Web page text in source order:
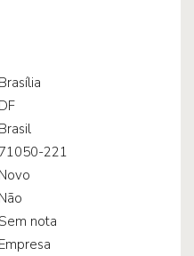
R$38
Brasília
DF
Brasil
71050-221
Novo
Não
Sem nota
Empresa